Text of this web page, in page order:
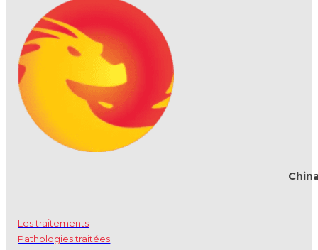
Les traitements
Pathologies traitées